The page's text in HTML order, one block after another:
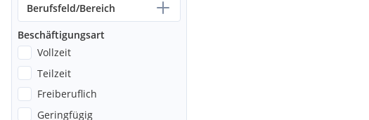
Berufsfeld/Bereich
Beschäftigungsart
Vollzeit
Teilzeit
Freiberuflich
Geringfügig